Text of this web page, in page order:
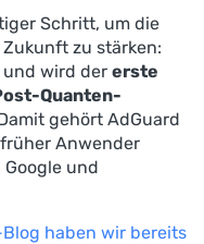
Schritt, um die
zu stärken:
und wird der erste
Quanten-
gehört AdGuard
früher Anwender
und
haben wir bereits